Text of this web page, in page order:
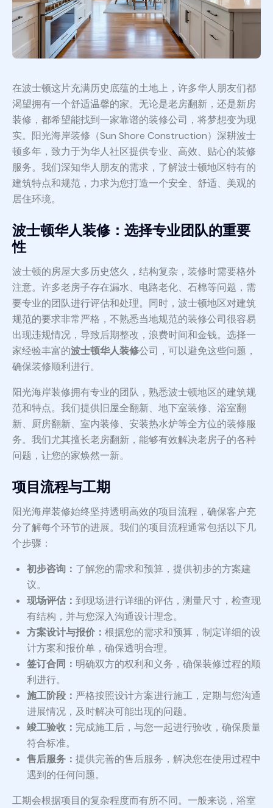
在波士顿这片充满历史底蕴的土地上，许多华人朋友们都
渴望拥有一个舒适温馨的家。无论是老房翻新，还是新房
装修，都希望能找到一家靠谱的装修公司，将梦想变为现
实。阳光海岸装修（Sun Shore Construction）深耕波士
顿多年，致力于为华人社区提供专业、高效、贴心的装修
服务。我们深知华人朋友的需求，了解波士顿地区特有的
建筑特点和规范，力求为您打造一个安全、舒适、美观的
居住环境。
波士顿华人装修：选择专业团队的重要
性
波士顿的房屋大多历史悠久，结构复杂，装修时需要格外
注意。许多老房子存在漏水、电路老化、石棉等问题，需
要专业的团队进行评估和处理。同时，波士顿地区对建筑
规范的要求非常严格，不熟悉当地规范的装修公司很容易
出现违规情况，导致后期整改，浪费时间和金钱。选择一
家经验丰富的波士顿华人装修公司，可以避免这些问题，
确保装修顺利进行。
阳光海岸装修拥有专业的团队，熟悉波士顿地区的建筑规
范和特点。我们提供旧屋全翻新、地下室装修、浴室翻
新、厨房翻新、室内装修、安装热水炉等全方位的装修服
务。我们尤其擅长老房翻新，能够有效解决老房子的各种
问题，让您的家焕然一新。
项目流程与工期
阳光海岸装修始终坚持透明高效的项目流程，确保客户充
分了解每个环节的进展。我们的项目流程通常包括以下几
个步骤：
初步咨询： 了解您的需求和预算，提供初步的方案建
议。
现场评估： 到现场进行详细的评估，测量尺寸，检查现
有结构，并与您深入沟通设计理念。
方案设计与报价： 根据您的需求和预算，制定详细的设
计方案和报价单，确保透明合理。
签订合同： 明确双方的权利和义务，确保装修过程的顺
利进行。
施工阶段： 严格按照设计方案进行施工，定期与您沟通
进展情况，及时解决可能出现的问题。
竣工验收： 完成施工后，与您一起进行验收，确保质量
符合标准。
售后服务： 提供完善的售后服务，解决您在使用过程中
遇到的任何问题。
工期会根据项目的复杂程度而有所不同。一般来说，浴室